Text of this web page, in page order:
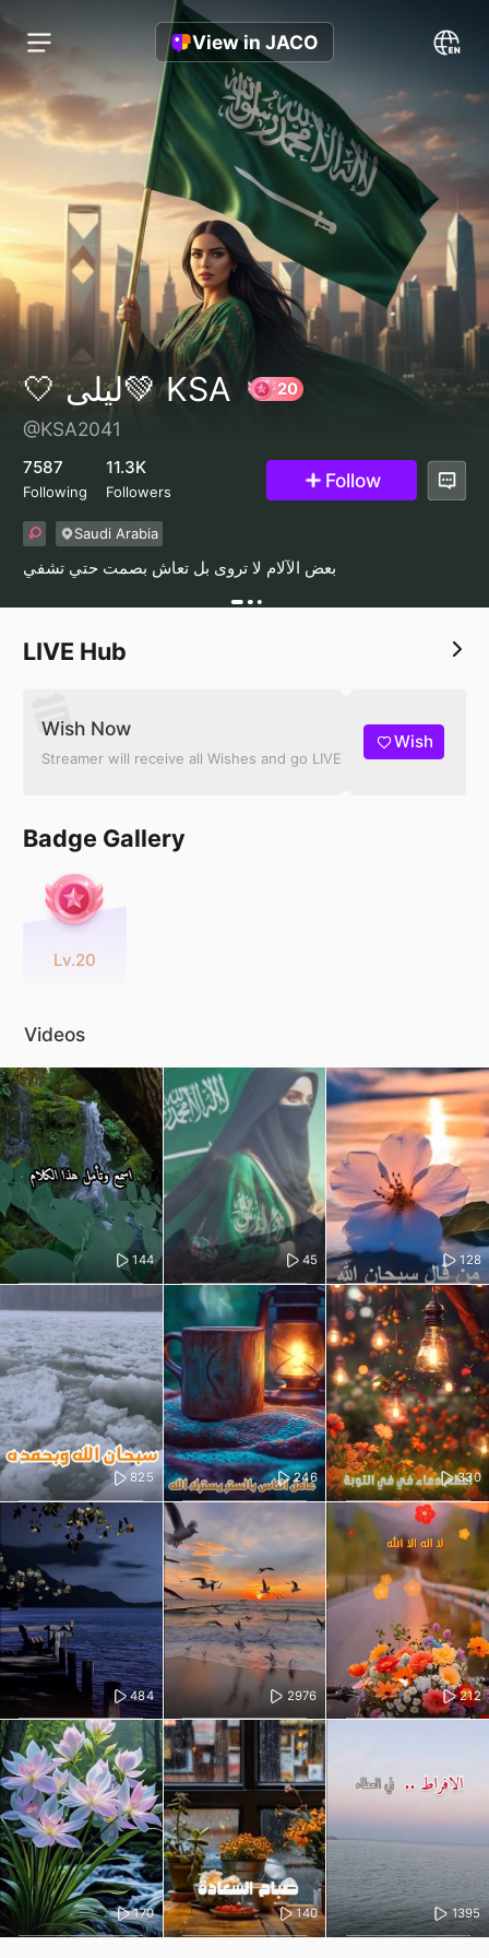
View in JACO
🤍 ليلى💚 KSA
@KSA2041
7587
Following
11.3K
Followers Follow
Saudi Arabia
بعض الآلام لا تروى بل تعاش بصمت حتي تشفي
LIVE Hub
Wish Now
Streamer will receive all Wishes and go LIVE
Wish
Badge Gallery
Lv.20
Videos
144 45 128
825 246 330
484 2976 212
170 140 1395